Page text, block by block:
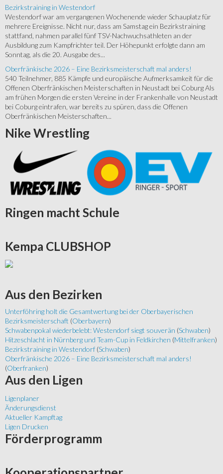
Bezirkstraining in Westendorf
Westendorf war am vergangenen Wochenende wieder Schauplatz für
mehrere Ereignisse. Nicht nur, dass am Samstag ein Bezirkstraining
stattfand, nahmen parallel fünf TSV-Nachwuchsathleten an der
Ausbildung zum Kampfrichter teil. Der Höhepunkt erfolgte dann am
Sonntag, als die 20. Ausgabe des...
Oberfränkische 2026 – Eine Bezirksmeisterschaft mal anders!
540 Teilnehmer, 885 Kämpfe und europäische Aufmerksamkeit für die
Offenen Oberfränkischen Meisterschaften in Neustadt bei Coburg Als
am frühen Morgen die ersten Vereine in der Frankenhalle von Neustadt
bei Coburg eintrafen, war bereits zu spüren, dass die Offenen
Oberfränkischen Meisterschaften...
Nike Wrestling
Ringen macht Schule
Kempa CLUBSHOP
Aus den Bezirken
Unterföhring holt die Gesamtwertung bei der Oberbayerischen
Bezirksmeisterschaft (Oberbayern)
Schwabenpokal wiederbelebt: Westendorf siegt souverän (Schwaben)
Hitzeschlacht in Nürnberg und Team-Cup in Feldkirchen (Mittelfranken)
Bezirkstraining in Westendorf (Schwaben)
Oberfränkische 2026 – Eine Bezirksmeisterschaft mal anders!
(Oberfranken)
Aus den Ligen
Ligenplaner
Änderungsdienst
Aktueller Kampftag
Ligen Drucken
Förderprogramm